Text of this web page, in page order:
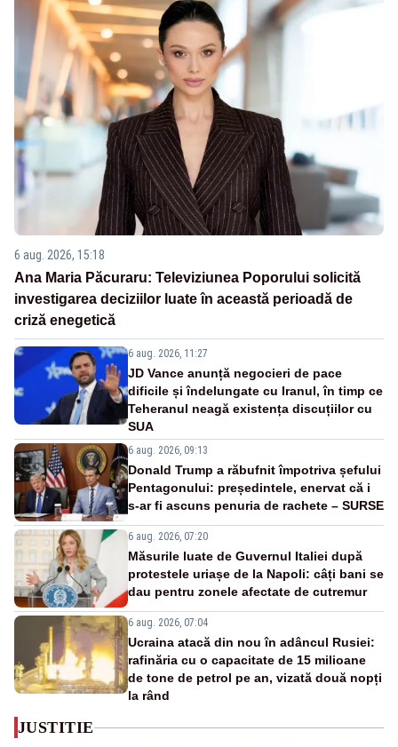
6 aug. 2026, 15:18
Ana Maria Păcuraru: Televiziunea Poporului solicită
investigarea deciziilor luate în această perioadă de
criză enegetică
6 aug. 2026, 11:27
JD Vance anunță negocieri de pace
dificile și îndelungate cu Iranul, în timp ce
Teheranul neagă existența discuțiilor cu
SUA
6 aug. 2026, 09:13
Donald Trump a răbufnit împotriva șefului
Pentagonului: președintele, enervat că i
s-ar fi ascuns penuria de rachete – SURSE
6 aug. 2026, 07:20
Măsurile luate de Guvernul Italiei după
protestele uriașe de la Napoli: câți bani se
dau pentru zonele afectate de cutremur
6 aug. 2026, 07:04
Ucraina atacă din nou în adâncul Rusiei:
rafinăria cu o capacitate de 15 milioane
de tone de petrol pe an, vizată două nopți
la rând
JUSTITIE